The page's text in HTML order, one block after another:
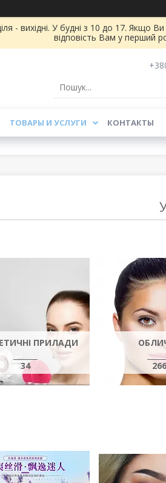
- вихідні. У будні з 10 до 17.
відповість Вам у перший
ТОВАРЫ И УСЛУГИ КОНТАКТЫ
ПРИЛАДИ
34